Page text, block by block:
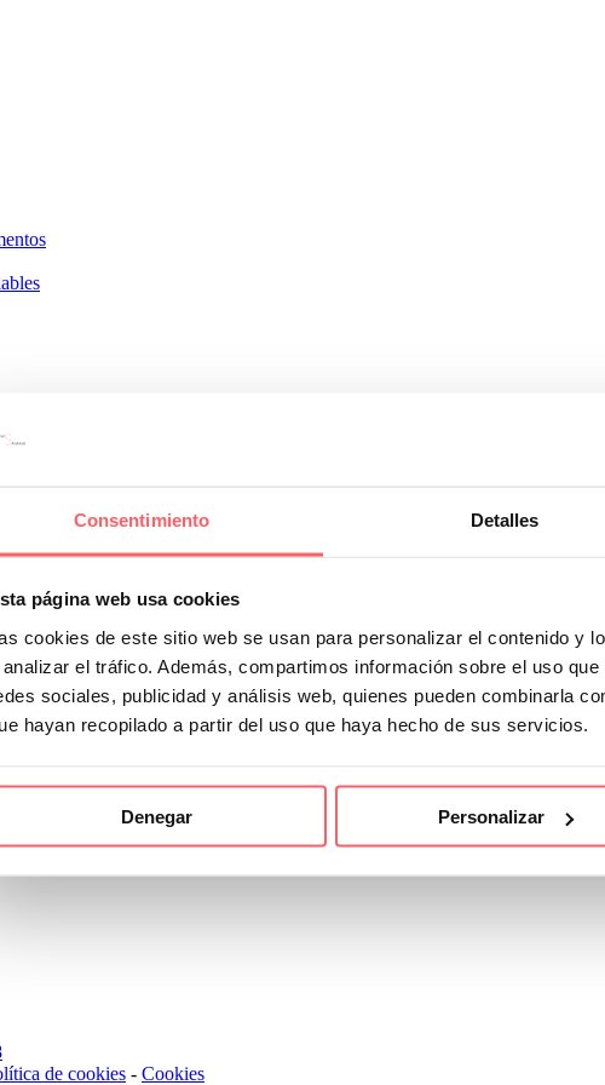
Consentimiento Detalles
página web usa cookies
cookies de este sitio web se usan para personalizar el contenido y
el tráfico. Además, compartimos información sobre el uso
sociales, publicidad y análisis web, quienes pueden combinarla
hayan recopilado a partir del uso que haya hecho de sus servicios.
Denegar Personalizar
rayas anchas. Además, cuando queramos liberar el espacio se
de cookies - Cookies